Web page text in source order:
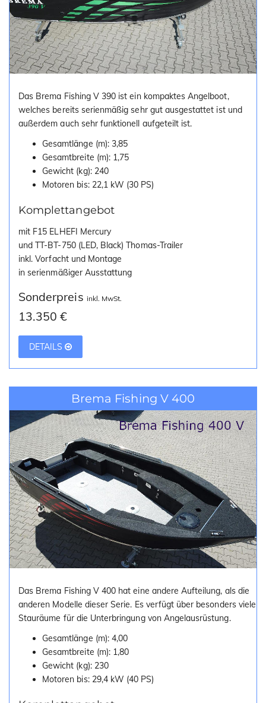
Das Brema Fishing V 390 ist ein kompaktes Angelboot,
welches bereits serienmäßig sehr gut ausgestattet ist und
außerdem auch sehr funktionell aufgeteilt ist.
Gesamtlänge (m): 3,85
Gesamtbreite (m): 1,75
Gewicht (kg): 240
Motoren bis: 22,1 kW (30 PS)
Komplettangebot
mit F15 ELHEFI Mercury
und TT-BT-750 (LED, Black) Thomas-Trailer
inkl. Vorfacht und Montage
in serienmäßiger Ausstattung
Sonderpreis inkl. MwSt.
13.350 €
DETAILS
Brema Fishing V 400
Das Brema Fishing V 400 hat eine andere Aufteilung, als die
anderen Modelle dieser Serie. Es verfügt über besonders viele
Stauräume für die Unterbringung von Angelausrüstung.
Gesamtlänge (m): 4,00
Gesamtbreite (m): 1,80
Gewicht (kg): 230
Motoren bis: 29,4 kW (40 PS)